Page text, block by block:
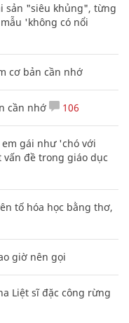
sản "siêu khủng", từng
'không có nổi
cơ bản cần nhớ
cần nhớ 106
gái như 'chó với
đề trong giáo dục
tố hóa học bằng thơ,
giờ nên gọi
Liệt sĩ đặc công rừng